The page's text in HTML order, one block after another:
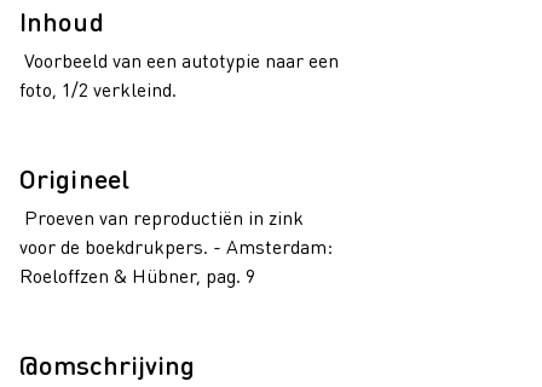
Inhoud
Voorbeeld van een autotypie naar een
foto, 1/2 verkleind.
Origineel
Proeven van reproductiën in zink
voor de boekdrukpers. - Amsterdam:
Roeloffzen & Hübner, pag. 9
@omschrijving